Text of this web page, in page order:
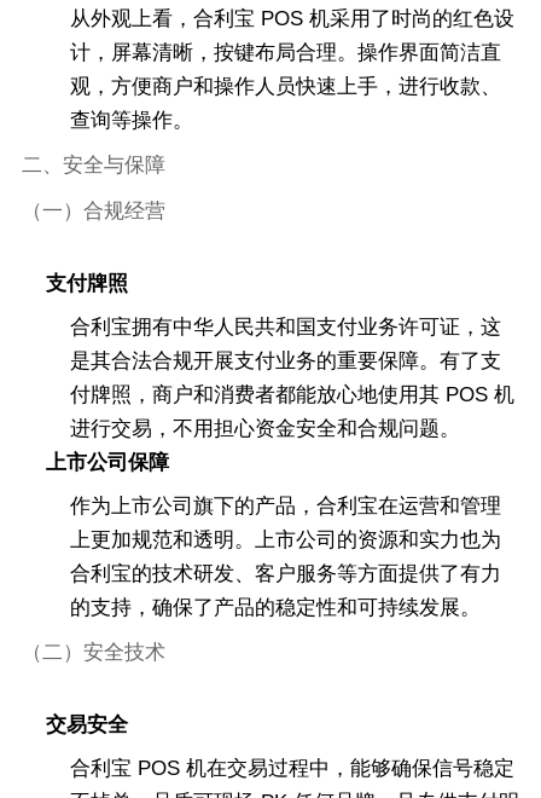
从外观上看，合利宝 POS 机采用了时尚的红色设
计，屏幕清晰，按键布局合理。操作界面简洁直
观，方便商户和操作人员快速上手，进行收款、
查询等操作。
二、安全与保障
（一）合规经营
支付牌照
合利宝拥有中华人民共和国支付业务许可证，这
是其合法合规开展支付业务的重要保障。有了支
付牌照，商户和消费者都能放心地使用其 POS 机
进行交易，不用担心资金安全和合规问题。
上市公司保障
作为上市公司旗下的产品，合利宝在运营和管理
上更加规范和透明。上市公司的资源和实力也为
合利宝的技术研发、客户服务等方面提供了有力
的支持，确保了产品的稳定性和可持续发展。
（二）安全技术
交易安全
合利宝 POS 机在交易过程中，能够确保信号稳定